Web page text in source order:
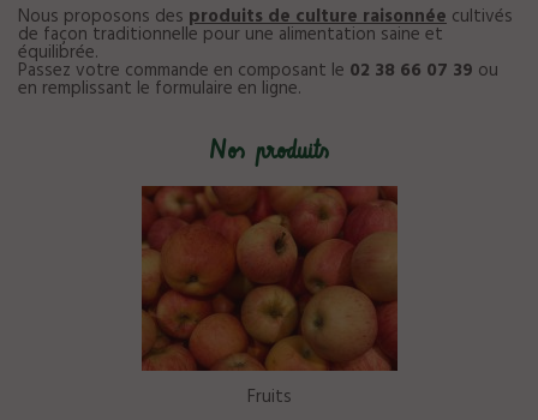
Nous proposons des produits de culture raisonnée cultivés
de façon traditionnelle pour une alimentation saine et
équilibrée.
Passez votre commande en composant le 02 38 66 07 39 ou
en remplissant le formulaire en ligne.
Nos produits
Fruits